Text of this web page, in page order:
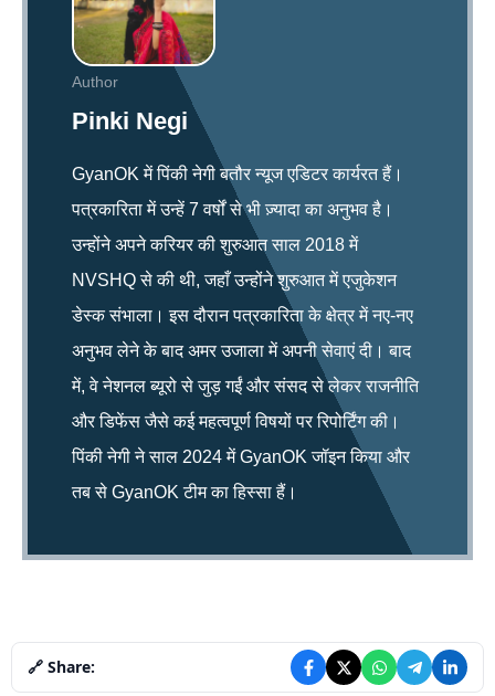
Author
Pinki Negi
GyanOK में पिंकी नेगी बतौर न्यूज एडिटर कार्यरत हैं।
पत्रकारिता में उन्हें 7 वर्षों से भी ज़्यादा का अनुभव है।
उन्होंने अपने करियर की शुरुआत साल 2018 में
NVSHQ से की थी, जहाँ उन्होंने शुरुआत में एजुकेशन
डेस्क संभाला। इस दौरान पत्रकारिता के क्षेत्र में नए-नए
अनुभव लेने के बाद अमर उजाला में अपनी सेवाएं दी। बाद
में, वे नेशनल ब्यूरो से जुड़ गईं और संसद से लेकर राजनीति
और डिफेंस जैसे कई महत्वपूर्ण विषयों पर रिपोर्टिंग की।
पिंकी नेगी ने साल 2024 में GyanOK जॉइन किया और
तब से GyanOK टीम का हिस्सा हैं।
🔗 Share: